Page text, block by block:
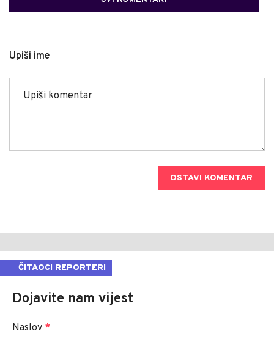
Upiši ime
OSTAVI KOMENTAR
ČITAOCI REPORTERI
Dojavite nam vijest
Naslov *